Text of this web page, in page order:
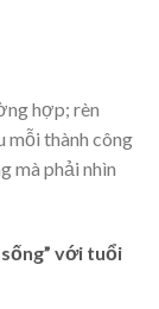
hợp; rèn
mỗi thành công
mà phải nhìn
với tuổi